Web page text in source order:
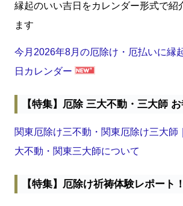
縁起のいい吉日をカレンダー形式で紹
ます
今月2026年8月の厄除け・厄払いに縁
日カレンダー
【特集】厄除 三大不動・三大師
関東厄除け三不動・関東厄除け三大師
大不動・関東三大師について
【特集】厄除け祈祷体験レポート！